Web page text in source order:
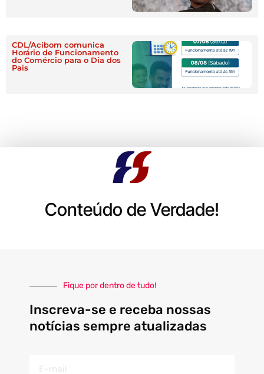
CDL/Acibom comunica
Horário de Funcionamento
do Comércio para o Dia dos
Pais
Conteúdo de Verdade!
Fique por dentro de tudo!
Inscreva-se e receba nossas
notícias sempre atualizadas